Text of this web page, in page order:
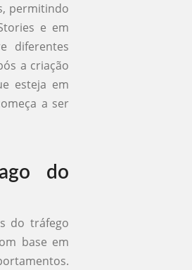
permitindo
e em
diferentes
a criação
esteja em
a ser
do
do tráfego
base em